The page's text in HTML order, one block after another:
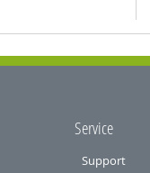
Service
Support